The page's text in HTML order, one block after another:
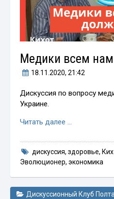
Медики всем
18.11.2020, 21:42
Дискуссия по вопросу
Украине.
Читать далее …
дискуссия, здоровье,
Эволюционер,экономика
Дискуссионный Клуб